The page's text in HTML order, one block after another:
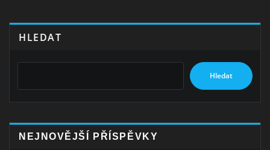
HLEDAT
Hledat
NEJNOVĚJŠÍ PŘÍSPĚVKY